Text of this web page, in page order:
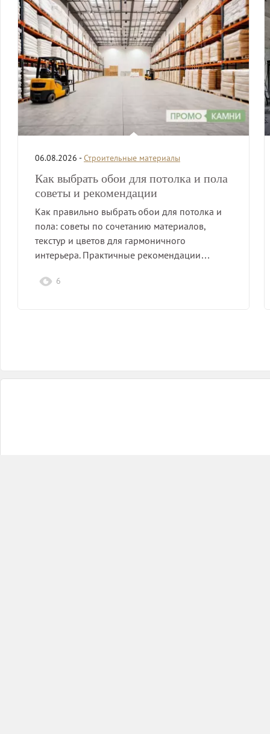
06.08.2026 -Строительные материалы
Как выбрать обои для потолка и пола
советы и рекомендации
Как правильно выбрать обои для потолка и
пола: советы по сочетанию материалов,
текстур и цветов для гармоничного
интерьера. Практичные рекомендации…
6